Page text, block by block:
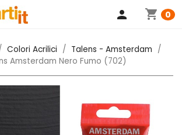
shopping_cart 0
person
Colori Acrilici
Talens - Amsterdam
Amsterdam Nero Fumo (702)